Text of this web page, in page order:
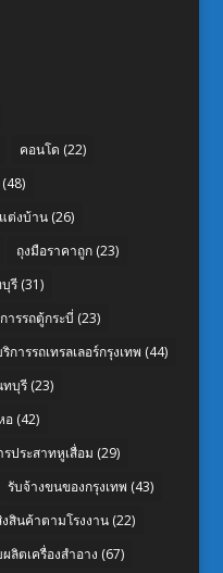
คอนโด (22)
(48)
ต่งบ้าน(26)
ถุงมือราคาถูก(23)
รี(31)
ารรถตู้กระบี่ (23)
การรถเทรลเลอร์กรุงเทพ (44)
บุรี(23)
อ(42)
ประสาทหูเสื่อม (29)
รับจ้างขนของกรุงเทพ (43)
สินค้าตามโรงงาน(22)
ผลิตเครื่องสำอาง (67)